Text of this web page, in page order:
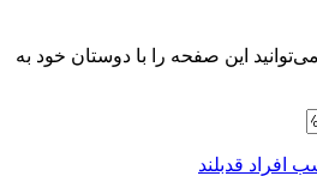
این صفحه را با دوستان خود به
افراد قدبلند